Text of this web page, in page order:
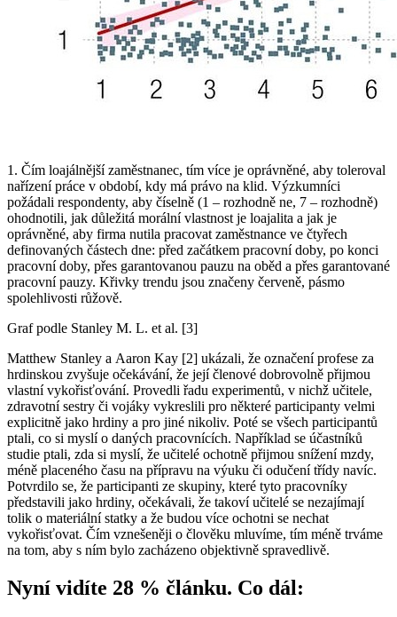
1. Čím loajálnější zaměstnanec, tím více je oprávněné, aby toleroval
nařízení práce v období, kdy má právo na klid. Výzkumníci
požádali respondenty, aby číselně (1 – rozhodně ne, 7 – rozhodně)
ohodnotili, jak důležitá morální vlastnost je loajalita a jak je
oprávněné, aby firma nutila pracovat zaměstnance ve čtyřech
definovaných částech dne: před začátkem pracovní doby, po konci
pracovní doby, přes garantovanou pauzu na oběd a přes garantované
pracovní pauzy. Křivky trendu jsou značeny červeně, pásmo
spolehlivosti růžově.
Graf podle Stanley M. L. et al. [3]
Matthew Stanley a Aaron Kay [2] ukázali, že označení profese za
hrdinskou zvyšuje očekávání, že její členové dobrovolně přijmou
vlastní vykořisťování. Provedli řadu experimentů, v nichž učitele,
zdravotní sestry či vojáky vykreslili pro některé participanty velmi
explicitně jako hrdiny a pro jiné nikoliv. Poté se všech participantů
ptali, co si myslí o daných pracovnících. Například se účastníků
studie ptali, zda si myslí, že učitelé ochotně přijmou snížení mzdy,
méně placeného času na přípravu na výuku či odučení třídy navíc.
Potvrdilo se, že participanti ze skupiny, které tyto pracovníky
představili jako hrdiny, očekávali, že takoví učitelé se nezajímají
tolik o materiální statky a že budou více ochotni se nechat
vykořisťovat. Čím vznešeněji o člověku mluvíme, tím méně trváme
na tom, aby s ním bylo zacházeno objektivně spravedlivě.
Nyní vidíte 28 % článku. Co dál: